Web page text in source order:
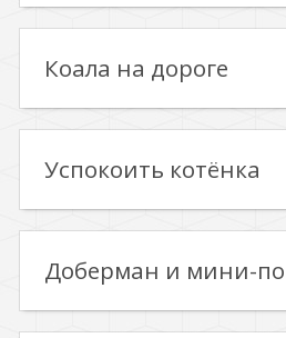
Коала на дороге
Успокоить котёнка
Доберман и мини-